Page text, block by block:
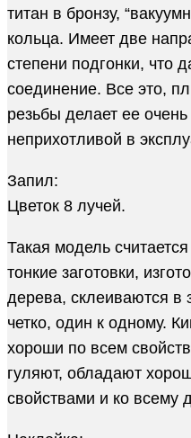
титан в бронзу,
кольца. Имеет две
степени подгонки, что
соединение. Все это,
резьбы делает ее
неприхотливой в
Запил:
Цветок 8 лучей.
Такая модель
тонкие заготовки,
дерева, склеиваются в
четко, один к одному.
хороши по всем
гуляют, обладают
свойствами и ко всему